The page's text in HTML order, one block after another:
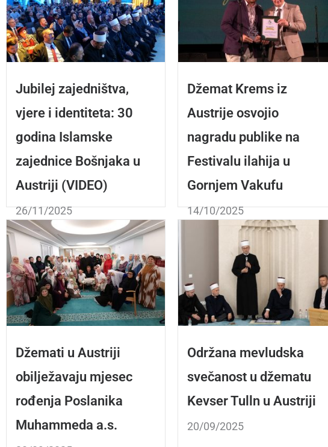
Jubilej zajedništva,
vjere i identiteta: 30
godina Islamske
zajednice Bošnjaka u
Austriji (VIDEO)
26/11/2025
Džemat Krems iz
Austrije osvojio
nagradu publike na
Festivalu ilahija u
Gornjem Vakufu
14/10/2025
Džemati u Austriji
obilježavaju mjesec
rođenja Poslanika
Muhammeda a.s.
Održana mevludska
svečanost u džematu
Kevser Tulln u Austriji
20/09/2025